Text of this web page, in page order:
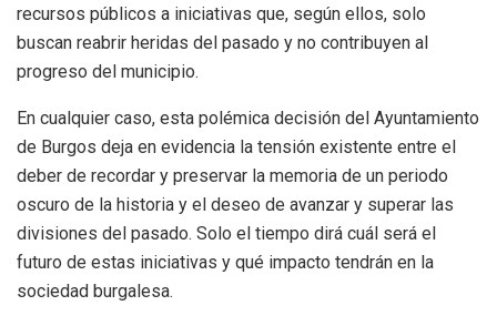
recursos públicos a iniciativas que, según ellos, solo
buscan reabrir heridas del pasado y no contribuyen al
progreso del municipio.
En cualquier caso, esta polémica decisión del Ayuntamiento
de Burgos deja en evidencia la tensión existente entre el
deber de recordar y preservar la memoria de un periodo
oscuro de la historia y el deseo de avanzar y superar las
divisiones del pasado. Solo el tiempo dirá cuál será el
futuro de estas iniciativas y qué impacto tendrán en la
sociedad burgalesa.